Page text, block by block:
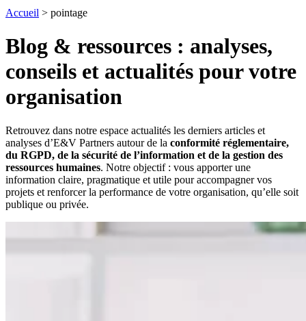
Accueil > pointage
Blog & ressources : analyses,
conseils et actualités pour votre
organisation
Retrouvez dans notre espace actualités les derniers articles et
analyses d’E&V Partners autour de la conformité réglementaire,
du RGPD, de la sécurité de l’information et de la gestion des
ressources humaines. Notre objectif : vous apporter une
information claire, pragmatique et utile pour accompagner vos
projets et renforcer la performance de votre organisation, qu’elle soit
publique ou privée.